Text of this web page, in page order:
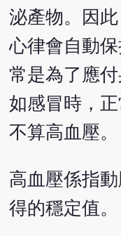
泌產物。因
心律會自動
常是為了應
如感冒時，
不算高血壓。
高血壓係指
得的穩定值。